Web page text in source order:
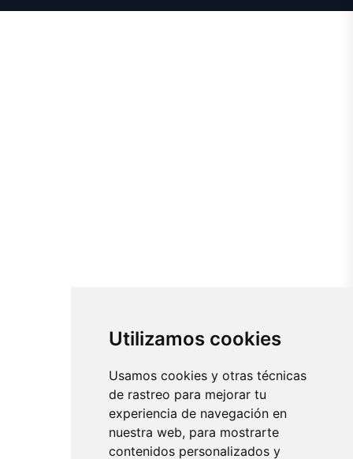
Utilizamos cookies
Usamos cookies y otras técnicas
de rastreo para mejorar tu
experiencia de navegación en
nuestra web, para mostrarte
contenidos personalizados y